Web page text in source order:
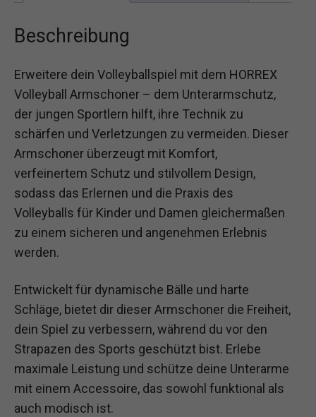
Beschreibung
Erweitere dein Volleyballspiel mit dem HORREX
Volleyball Armschoner – dem Unterarmschutz,
der jungen Sportlern hilft, ihre Technik zu
schärfen und Verletzungen zu vermeiden. Dieser
Armschoner überzeugt mit Komfort,
verfeinertem Schutz und stilvollem Design,
sodass das Erlernen und die Praxis des
Volleyballs für Kinder und Damen gleichermaßen
zu einem sicheren und angenehmen Erlebnis
werden.
Entwickelt für dynamische Bälle und harte
Schläge, bietet dir dieser Armschoner die Freiheit,
dein Spiel zu verbessern, während du vor den
Strapazen des Sports geschützt bist. Erlebe
maximale Leistung und schütze deine Unterarme
mit einem Accessoire, das sowohl funktional als
auch modisch ist.